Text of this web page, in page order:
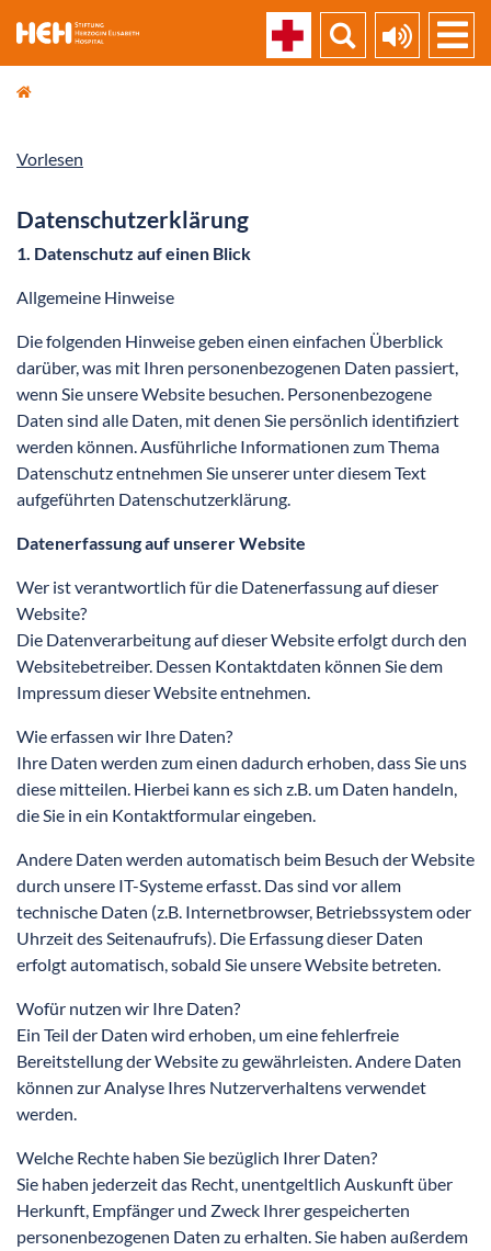
Vorlesen
Datenschutzerklärung
1. Datenschutz auf einen Blick
Allgemeine Hinweise
Die folgenden Hinweise geben einen einfachen Überblick
darüber, was mit Ihren personenbezogenen Daten passiert,
wenn Sie unsere Website besuchen. Personenbezogene
Daten sind alle Daten, mit denen Sie persönlich identifiziert
werden können. Ausführliche Informationen zum Thema
Datenschutz entnehmen Sie unserer unter diesem Text
aufgeführten Datenschutzerklärung.
Datenerfassung auf unserer Website
Wer ist verantwortlich für die Datenerfassung auf dieser
Website?
Die Datenverarbeitung auf dieser Website erfolgt durch den
Websitebetreiber. Dessen Kontaktdaten können Sie dem
Impressum dieser Website entnehmen.
Wie erfassen wir Ihre Daten?
Ihre Daten werden zum einen dadurch erhoben, dass Sie uns
diese mitteilen. Hierbei kann es sich z.B. um Daten handeln,
die Sie in ein Kontaktformular eingeben.
Andere Daten werden automatisch beim Besuch der Website
durch unsere IT-Systeme erfasst. Das sind vor allem
technische Daten (z.B. Internetbrowser, Betriebssystem oder
Uhrzeit des Seitenaufrufs). Die Erfassung dieser Daten
erfolgt automatisch, sobald Sie unsere Website betreten.
Wofür nutzen wir Ihre Daten?
Ein Teil der Daten wird erhoben, um eine fehlerfreie
Bereitstellung der Website zu gewährleisten. Andere Daten
können zur Analyse Ihres Nutzerverhaltens verwendet
werden.
Welche Rechte haben Sie bezüglich Ihrer Daten?
Sie haben jederzeit das Recht, unentgeltlich Auskunft über
Herkunft, Empfänger und Zweck Ihrer gespeicherten
personenbezogenen Daten zu erhalten. Sie haben außerdem